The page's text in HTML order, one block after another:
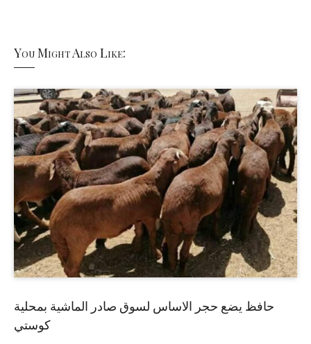
You Might Also Like:
حافظ يضع حجر الاساس لسوق صادر الماشية بمحلية
كوستي